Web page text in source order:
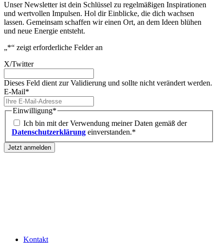
Unser Newsletter ist dein Schlüssel zu regelmäßigen Inspirationen
und wertvollen Impulsen. Hol dir Einblicke, die dich wachsen
lassen. Gemeinsam schaffen wir einen Ort, an dem Ideen blühen
und neue Energie entsteht.
„*“ zeigt erforderliche Felder an
X/Twitter
Dieses Feld dient zur Validierung und sollte nicht verändert werden.
E-Mail*
Einwilligung*
Ich bin mit der Verwendung meiner Daten gemäß der
Datenschutzerklärung einverstanden.*
Jetzt anmelden
Kontakt